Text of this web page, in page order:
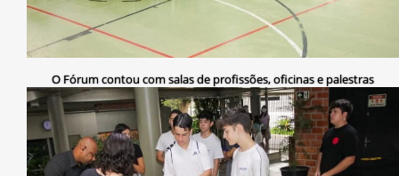
O Fórum contou com salas de profissões, oficinas e palestras